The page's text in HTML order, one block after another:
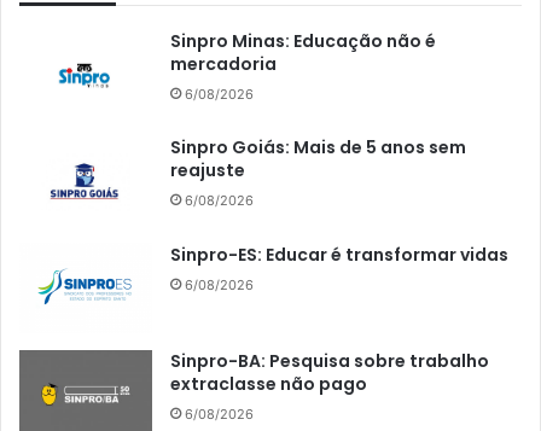
Sinpro Minas: Educação não é
mercadoria
6/08/2026
Sinpro Goiás: Mais de 5 anos sem
reajuste
6/08/2026
Sinpro-ES: Educar é transformar vidas
6/08/2026
Sinpro-BA: Pesquisa sobre trabalho
extraclasse não pago
6/08/2026